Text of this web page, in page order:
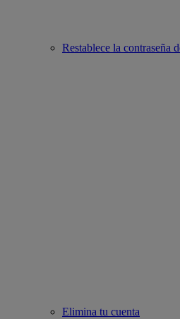
Restablece la contraseña
Elimina tu cuenta